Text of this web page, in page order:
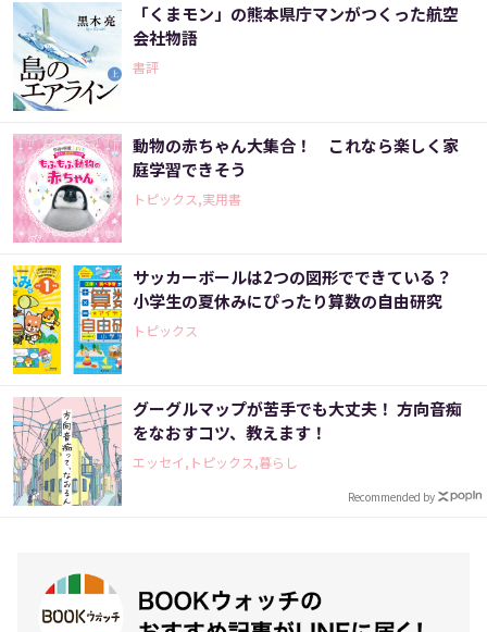
「くまモン」の熊本県庁マンがつくった航空
会社物語
書評
動物の赤ちゃん大集合！ これなら楽しく家
庭学習できそう
トピックス,実用書
サッカーボールは2つの図形でできている？
小学生の夏休みにぴったり算数の自由研究
トピックス
グーグルマップが苦手でも大丈夫！ 方向音痴
をなおすコツ、教えます！
エッセイ,トピックス,暮らし
Recommended by